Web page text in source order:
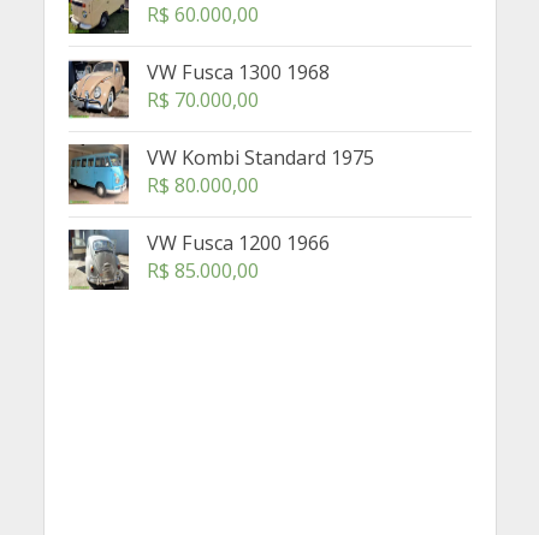
R$ 60.000,00
VW Fusca 1300 1968
R$ 70.000,00
VW Kombi Standard 1975
R$ 80.000,00
VW Fusca 1200 1966
R$ 85.000,00